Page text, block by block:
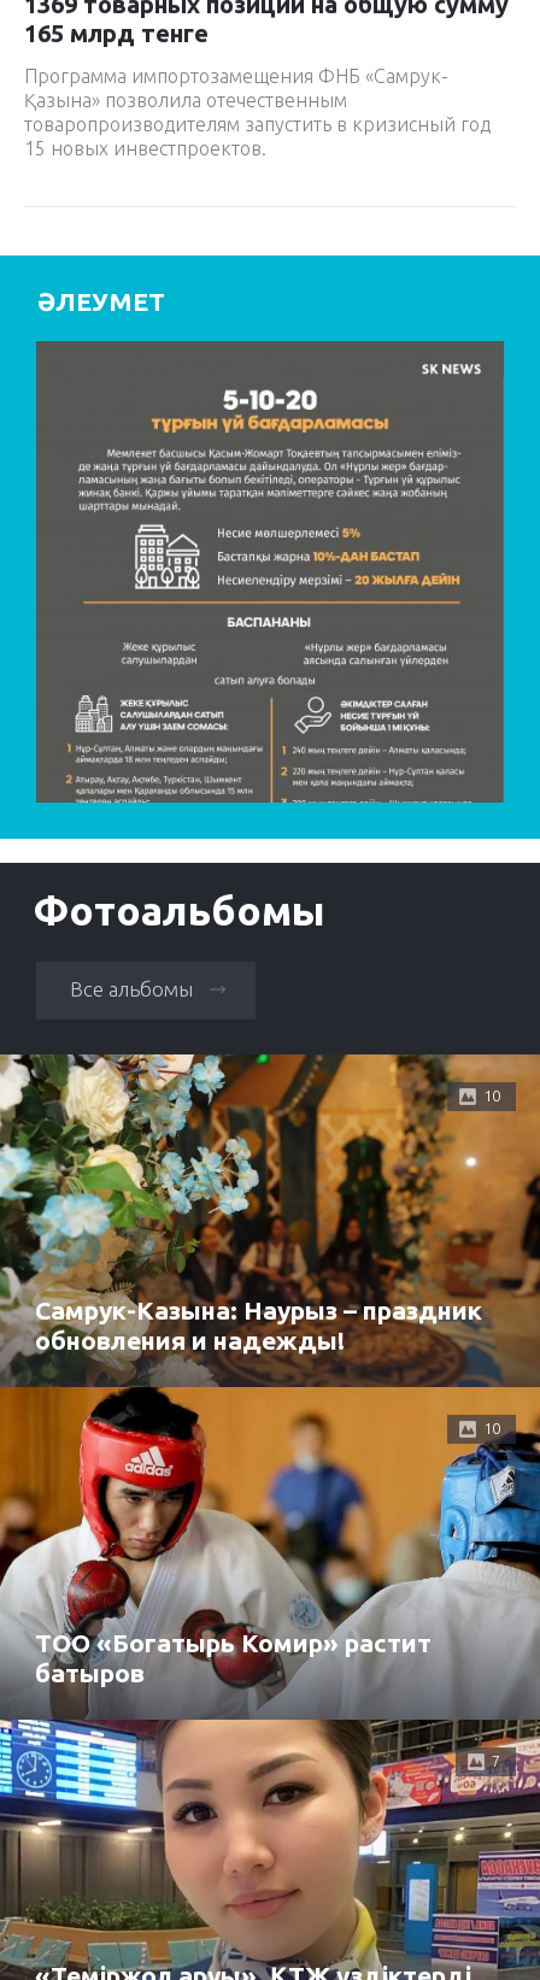
165 млрд тенге
Программа импортозамещения ФНБ «Самрук-
Қазына» позволила отечественным
товаропроизводителям запустить в кризисный год
15 новых инвестпроектов.
ӘЛЕУМЕТ
Фотоальбомы
Все альбомы
10
Самрук-Казына: Наурыз – праздник
обновления и надежды!
10
ТОО «Богатырь Комир» растит
батыров
7